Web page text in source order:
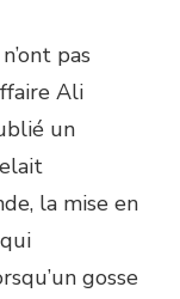
pas
Ali
un
la mise en
gosse